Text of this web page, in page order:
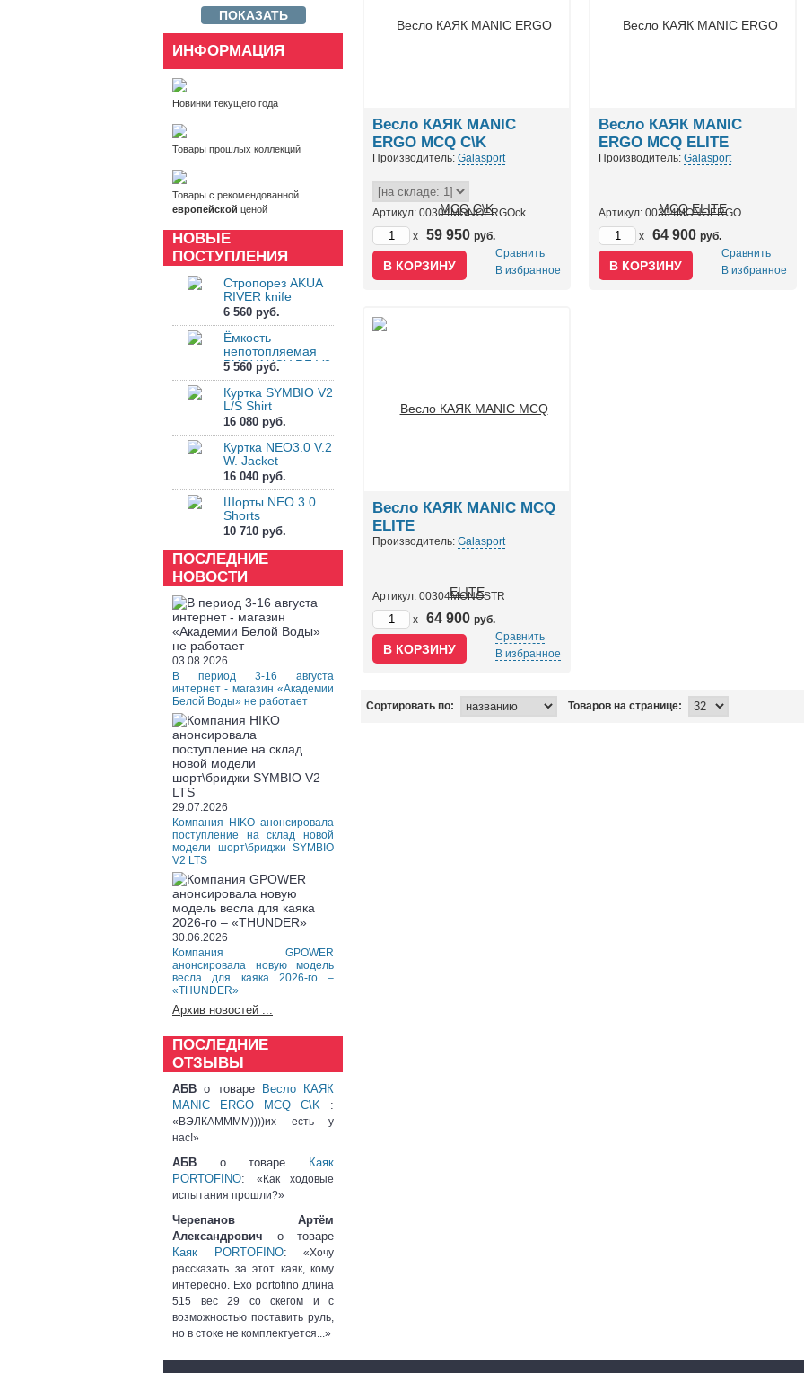
ИНФОРМАЦИЯ
Новинки текущего года
Товары прошлых коллекций
Товары с рекомендованной
европейской ценой
НОВЫЕ
ПОСТУПЛЕНИЯ
Стропорез AKUA
RIVER knife
6 560 руб.
Ёмкость
непотопляемая
BUOYANCY RF V2
5 560 руб.
Куртка SYMBIO V2
L/S Shirt
16 080 руб.
Куртка NEO3.0 V.2
W. Jacket
16 040 руб.
Шорты NEO 3.0
Shorts
10 710 руб.
ПОСЛЕДНИЕ
НОВОСТИ
03.08.2026
В период 3-16 августа
интернет - магазин «Академии
Белой Воды» не работает
29.07.2026
Компания HIKO анонсировала
поступление на склад новой
модели шорт\бриджи SYMBIO
V2 LTS
30.06.2026
Компания GPOWER
анонсировала новую модель
весла для каяка 2026-го –
«THUNDER»
Архив новостей ...
ПОСЛЕДНИЕ
ОТЗЫВЫ
АБВ о товаре
Весло КАЯК
MANIC ERGO MCQ C\K :
«ВЭЛКАММММ))))их есть у
нас!»
АБВ о товаре
Каяк
PORTOFINO: «Как ходовые
испытания прошли?»
Черепанов Артём
Александрович о товаре
Каяк PORTOFINO: «Хочу
рассказать за этот каяк, кому
интересно. Exo portofino длина
515 вес 29 со скегом и с
возможностью поставить руль,
но в стоке не комплектуется...»
Весло КАЯК MANIC
ERGO MCQ C\K
Производитель: Galasport
Артикул: 00304MONOERGOck
x
59 950 руб.
Сравнить
В избранное
Весло КАЯК MANIC
ERGO MCQ ELITE
Производитель: Galasport
Артикул: 00304MONOERGO
x
64 900 руб.
Сравнить
В избранное
Весло КАЯК MANIC MCQ
ELITE
Производитель: Galasport
Артикул: 00304MONOSTR
x
64 900 руб.
Сравнить
В избранное
Сортировать по: Товаров на странице: